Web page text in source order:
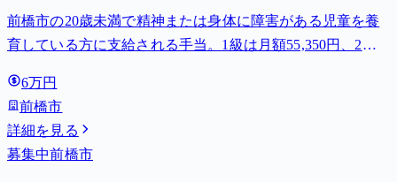
前橋市の20歳未満で精神または身体に障害がある児童を養
育している方に支給される手当。1級は月額55,350円、2級
6万円
前橋市
詳細を見る
募集中前橋市